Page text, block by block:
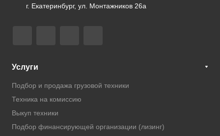
г. Екатеринбург, ул. Монтажников 26а
Услуги
Подбор и продажа грузовой техники
Техника на комиссию
Выкуп техники
Подбор финансирующей организации (лизинг)